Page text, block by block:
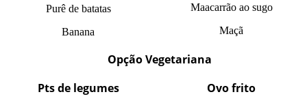
Purê de batatas
Banana
Maacarrão ao sugo
Maçã
Opção Vegetariana
Pts de legumes
Ovo frito